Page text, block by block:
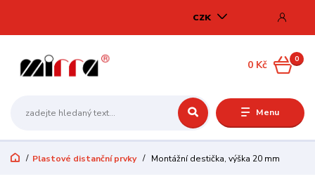
Menu
CZK
0
0 Kč
Plastové distanční prvky Montážní destička, výška 20 mm